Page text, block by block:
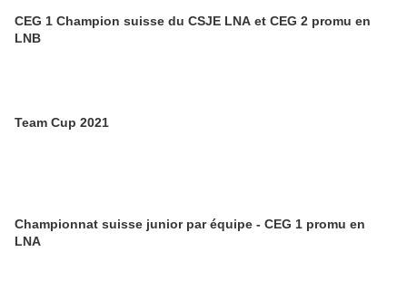
CEG 1 Champion suisse du CSJE LNA et CEG 2 promu en
LNB
Team Cup 2021
Championnat suisse junior par équipe - CEG 1 promu en
LNA